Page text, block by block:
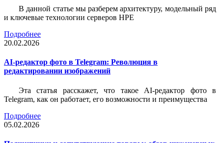
В данной статье мы разберем архитектуру, модельный ряд
и ключевые технологии серверов HPE
Подробнее
20.02.2026
AI-редактор фото в Telegram: Революция в
редактировании изображений
Эта статья расскажет, что такое AI-редактор фото в
Telegram, как он работает, его возможности и преимущества
Подробнее
05.02.2026